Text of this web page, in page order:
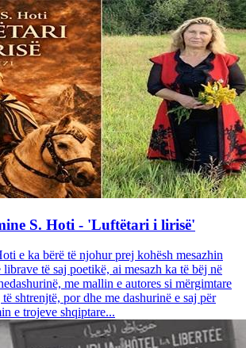
S. Hoti - 'Luftëtari i lirisë'
e ka bërë të njohur prej kohësh mesazhin
librave të saj poetikë, ai mesazh ka të bëj në
me mallin e autores si mërgimtare
shtrenjtë, por dhe me dashurinë e saj për
e trojeve shqiptare...